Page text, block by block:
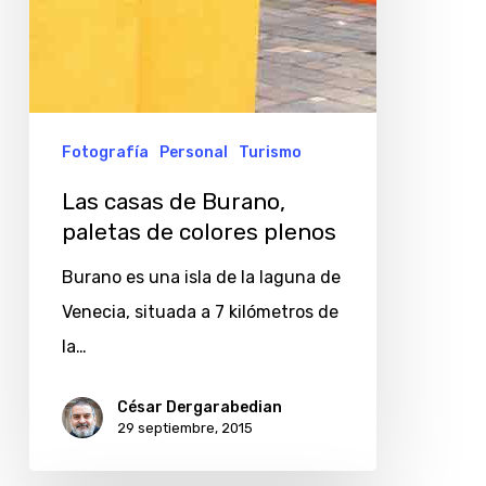
Fotografía Personal Turismo
Las casas de Burano,
paletas de colores plenos
Burano es una isla de la laguna de
Venecia, situada a 7 kilómetros de
la…
César Dergarabedian
29 septiembre, 2015